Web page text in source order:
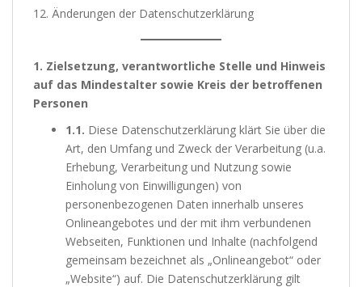
12. Änderungen der Datenschutzerklärung
1. Zielsetzung, verantwortliche Stelle und Hinweis
auf das Mindestalter sowie Kreis der betroffenen
Personen
1.1. Diese Datenschutzerklärung klärt Sie über die
Art, den Umfang und Zweck der Verarbeitung (u.a.
Erhebung, Verarbeitung und Nutzung sowie
Einholung von Einwilligungen) von
personenbezogenen Daten innerhalb unseres
Onlineangebotes und der mit ihm verbundenen
Webseiten, Funktionen und Inhalte (nachfolgend
gemeinsam bezeichnet als „Onlineangebot“ oder
„Website“) auf. Die Datenschutzerklärung gilt